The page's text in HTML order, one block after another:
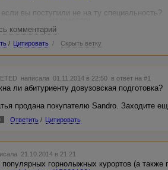
вы поступили не на ту специальность?
довузовская подготовка?
shop/text/14894024/
лето за границей
shop/text/14903676/
ли всем получать высшее образование?
shop/text/14946471/
или где отлично провести время.
shop/text/14868568/
комментарий
/ Цитировать / Скрыть ветку
написала 01.11.2014 в 22:50 в ответ на #1
ли абитуриенту довузовская подготовка?
продана покупателю Sandro. Заходите
Ответить / Цитировать
21.10.2014 в 21:21
горнолыжных курортов (а также